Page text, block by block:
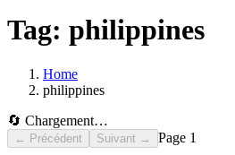
Tag: philippines
Home
philippines
🔄 Chargement…
← Précédent Suivant → Page 1